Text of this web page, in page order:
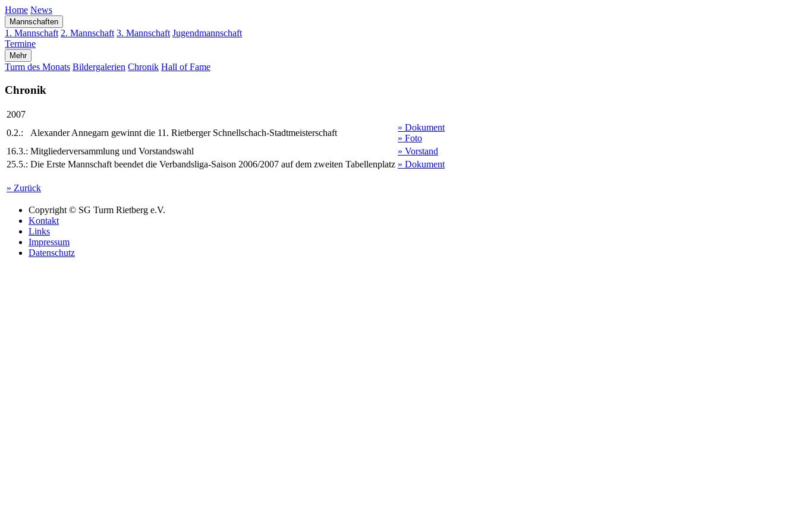
Home News
Mannschaften
1. Mannschaft 2. Mannschaft 3. Mannschaft Jugendmannschaft
Termine
Mehr
Turm des Monats Bildergalerien Chronik Hall of Fame
Chronik
2007
0.2.:
Alexander Annegarn gewinnt die 11. Rietberger Schnellschach-Stadtmeisterschaft
» Dokument
» Foto
16.3.: Mitgliederversammlung und Vorstandswahl
» Vorstand
25.5.: Die Erste Mannschaft beendet die Verbandsliga-Saison 2006/2007 auf dem zweiten Tabellenplatz » Dokument
» Zurück
Copyright © SG Turm Rietberg e.V.
Kontakt
Links
Impressum
Datenschutz